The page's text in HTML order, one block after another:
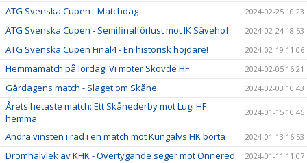
ATG Svenska Cupen - Matchdag 2024-02-25 10:23
ATG Svenska Cupen - Semifinalförlust mot IK Sävehof 2024-02-24 18:53
ATG Svenska Cupen Final4 - En historisk höjdare! 2024-02-19 11:06
Hemmamatch på lördag! Vi möter Skövde HF 2024-02-05 16:21
Gårdagens match - Slaget om Skåne 2024-02-03 10:43
Årets hetaste match: Ett Skånederby mot Lugi HF
hemma
2024-01-15 10:45
Andra vinsten i rad i en match mot Kungälvs HK borta 2024-01-13 16:53
Drömhalvlek av KHK - Övertygande seger mot Önnered 2024-01-11 11:07